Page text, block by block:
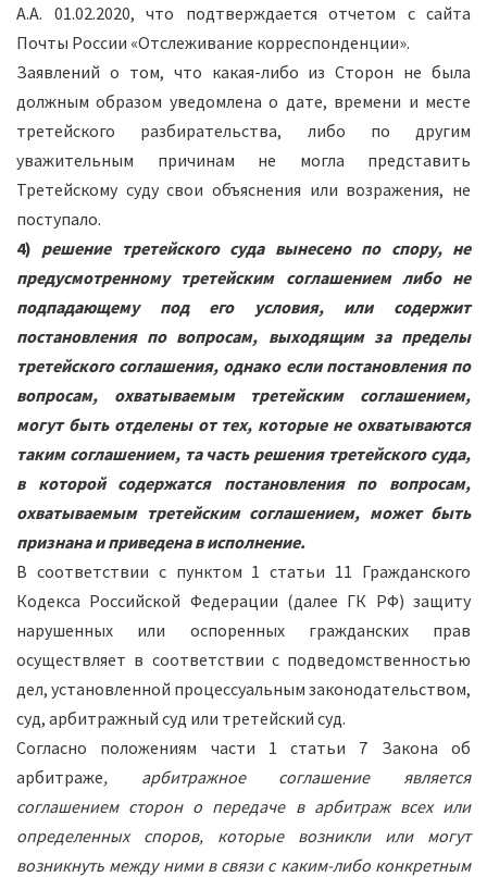
А.А. 01.02.2020, что подтверждается отчетом с сайта
Почты России «Отслеживание корреспонденции».
Заявлений о том, что какая-либо из Сторон не была
должным образом уведомлена о дате, времени и месте
третейского разбирательства, либо по другим
уважительным причинам не могла представить
Третейскому суду свои объяснения или возражения, не
поступало.
4) решение третейского суда вынесено по спору, не
предусмотренному третейским соглашением либо не
подпадающему под его условия, или содержит
постановления по вопросам, выходящим за пределы
третейского соглашения, однако если постановления по
вопросам, охватываемым третейским соглашением,
могут быть отделены от тех, которые не охватываются
таким соглашением, та часть решения третейского суда,
в которой содержатся постановления по вопросам,
охватываемым третейским соглашением, может быть
признана и приведена в исполнение.
В соответствии с пунктом 1 статьи 11 Гражданского
Кодекса Российской Федерации (далее ГК РФ) защиту
нарушенных или оспоренных гражданских прав
осуществляет в соответствии с подведомственностью
дел, установленной процессуальным законодательством,
суд, арбитражный суд или третейский суд.
Согласно положениям части 1 статьи 7 Закона об
арбитраже, арбитражное соглашение является
соглашением сторон о передаче в арбитраж всех или
определенных споров, которые возникли или могут
возникнуть между ними в связи с каким-либо конкретным